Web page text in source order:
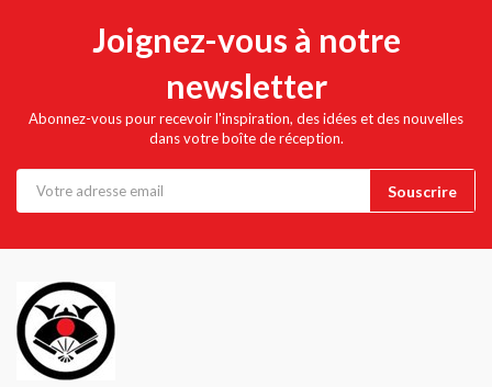
Joignez-vous à notre
newsletter
Abonnez-vous pour recevoir l'inspiration, des idées et des nouvelles
dans votre boîte de réception.